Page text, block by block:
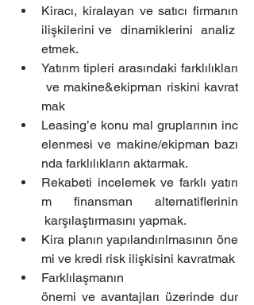
Kiracı, kiralayan ve satıcı firmanın
ilişkilerini ve  dinamiklerini  analiz
etmek.
Yatırım tipleri arasındaki farklılıkları
ve makine&ekipman riskini kavrat
mak
Leasing’e konu mal gruplarının inc
elenmesi ve makine/ekipman bazı
nda farklılıkların aktarmak.
Rekabeti incelemek ve farklı yatırı
m finansman alternatiflerinin
karşılaştırmasını yapmak.
Kira planın yapılandırılmasının öne
mi ve kredi risk ilişkisini kavratmak
Farklılaşmanın
önemi ve avantajları üzerinde dur